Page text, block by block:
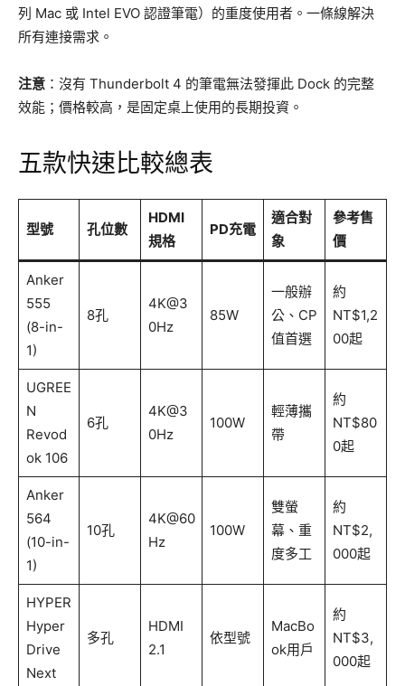
列 Mac 或 Intel EVO 認證筆電）的重度使用者。一條線解決
所有連接需求。
注意 ：沒有 Thunderbolt 4 的筆電無法發揮此 Dock 的完整
效能；價格較高，是固定桌上使用的長期投資。
五款快速比較總表
型號 孔位數
HDMI
規格
PD充電
適合對
象
參考售
價
Anker
555
(8-in-
1)
8孔
4K@3
0Hz
85W
一般辦
公、CP
值首選
約
NT$1,2
00起
UGREE
N
Revod
ok 106
6孔
4K@3
0Hz
100W
輕薄攜
帶
約
NT$80
0起
Anker
564
(10-in-
1)
10孔
4K@60
Hz
100W
雙螢
幕、重
度多工
約
NT$2,
000起
HYPER
Hyper
Drive
Next
多孔
HDMI
2.1
依型號
MacBo
ok用戶
約
NT$3,
000起